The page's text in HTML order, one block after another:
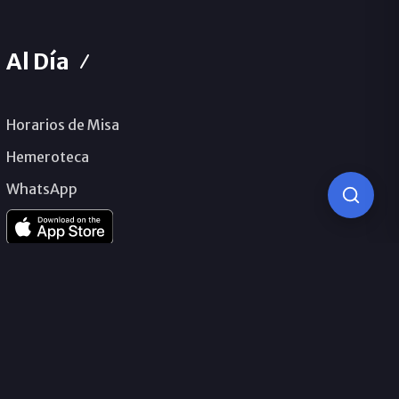
Al Día
Horarios de Misa
Hemeroteca
WhatsApp